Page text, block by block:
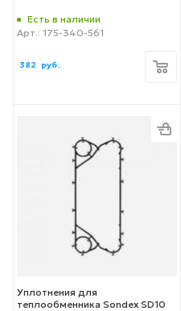
Есть в наличии
Арт.: 175-340-561
382 руб.
Уплотнения для
теплообменника Sondex SD10